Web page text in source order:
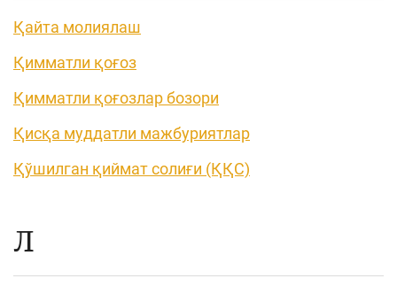
Қайта молиялаш
Қимматли қоғоз
Қимматли қоғозлар бозори
Қисқа муддатли мажбуриятлар
Қўшилган қиймат солиғи (ҚҚС)
Л